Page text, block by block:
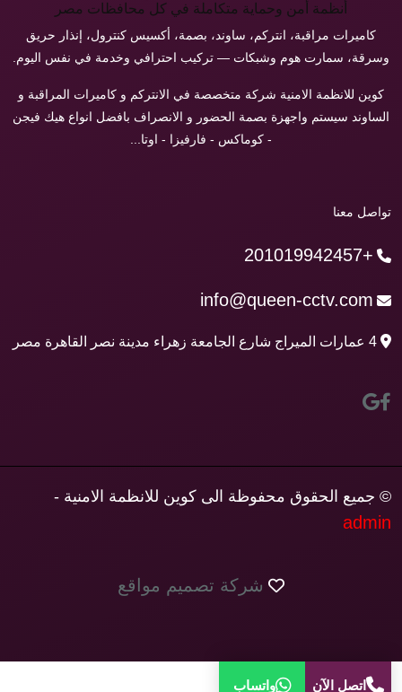
أنظمة أمن وحماية متكاملة في كل محافظات مصر
كاميرات مراقبة، انتركم، ساوند، بصمة، أكسيس كنترول، إنذار حريق
وسرقة، سمارت هوم وشبكات — تركيب احترافي وخدمة في نفس اليوم.
كوين للانظمة الامنية شركة متخصصة في الانتركم و كاميرات المراقبة و
الساوند سيستم واجهزة بصمة الحضور و الانصراف بافضل انواع هيك فيجن
- كوماكس - فارفيزا - اوتا...
تواصل معنا
+201019942457
info@queen-cctv.com
4 عمارات الميراج شارع الجامعة زهراء مدينة نصر القاهرة مصر
© جميع الحقوق محفوظة الى كوين للانظمة الامنية -
admin
شركة تصميم مواقع
اتصل الآن واتساب